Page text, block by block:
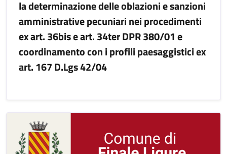
la determinazione delle oblazioni e sanzioni
amministrative pecuniari nei procedimenti
ex art. 36bis e art. 34ter DPR 380/01 e
coordinamento con i profili paesaggistici ex
art. 167 D.Lgs 42/04